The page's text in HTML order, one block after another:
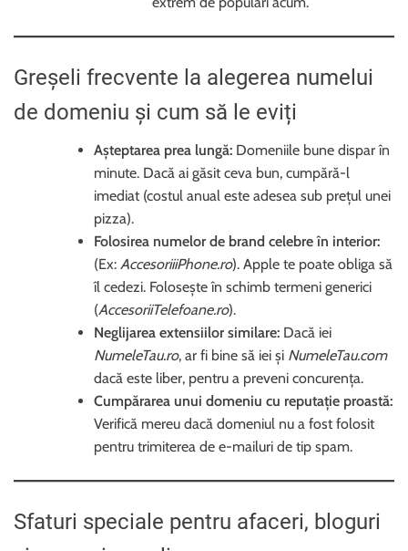
Greșeli frecvente la alegerea numelui
de domeniu și cum să le eviți
Așteptarea prea lungă: Domeniile bune dispar în
minute. Dacă ai găsit ceva bun, cumpără-l
imediat (costul anual este adesea sub prețul unei
pizza).
Folosirea numelor de brand celebre în interior:
(Ex: AccesoriiiPhone.ro). Apple te poate obliga să
îl cedezi. Folosește în schimb termeni generici
(AccesoriiTelefoane.ro).
Neglijarea extensiilor similare: Dacă iei
NumeleTau.ro, ar fi bine să iei și NumeleTau.com
dacă este liber, pentru a preveni concurența.
Cumpărarea unui domeniu cu reputație proastă:
Verifică mereu dacă domeniul nu a fost folosit
pentru trimiterea de e-mailuri de tip spam.
Sfaturi speciale pentru afaceri, bloguri